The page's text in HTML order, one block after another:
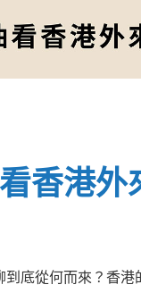
香港外
底從何而來？香